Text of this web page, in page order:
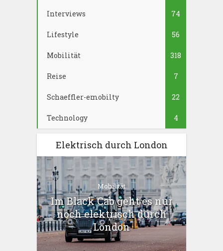
Interviews 74
Lifestyle 56
Mobilität 318
Reise 7
Schaeffler-emobilty 22
Technology 4
Elektrisch durch London
Mobilität
Im Black Cab geht es nur
noch elektrisch durch
London